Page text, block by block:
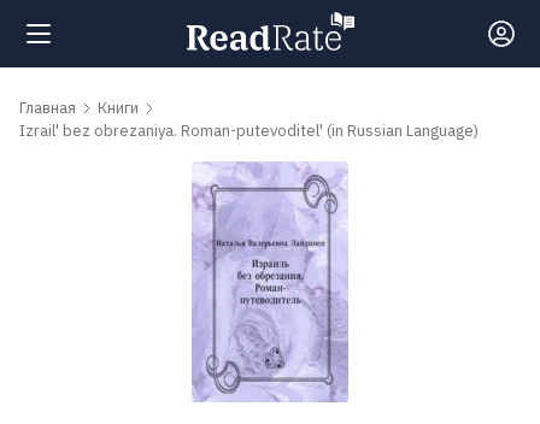
Поиск
Главная
Книги
Izrail' bez obrezaniya. Roman-putevoditel' (in Russian Language)